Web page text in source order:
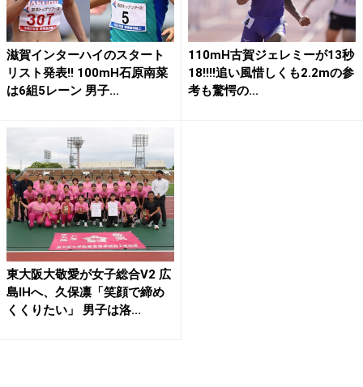
滋賀インターハイのスタート
リスト発表!! 100mH石原南菜
は6組5レーン 男子...
110mH古賀ジェレミーが13秒
18!!!!追い風惜しくも2.2mの参
考も驚愕の...
東大阪大敬愛が女子総合V2 広
島IHへ、久保凛「笑顔で締め
くくりたい」 男子は洛...